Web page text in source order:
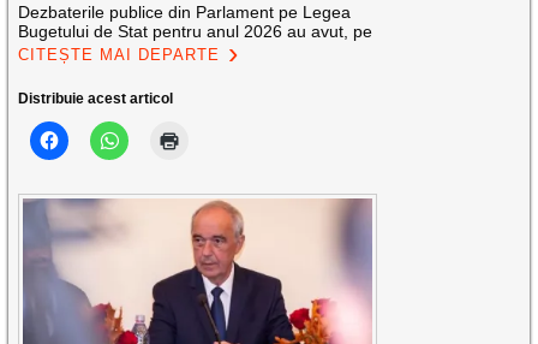
Dezbaterile publice din Parlament pe Legea
Bugetului de Stat pentru anul 2026 au avut, pe
CITEȘTE MAI DEPARTE
Distribuie acest articol